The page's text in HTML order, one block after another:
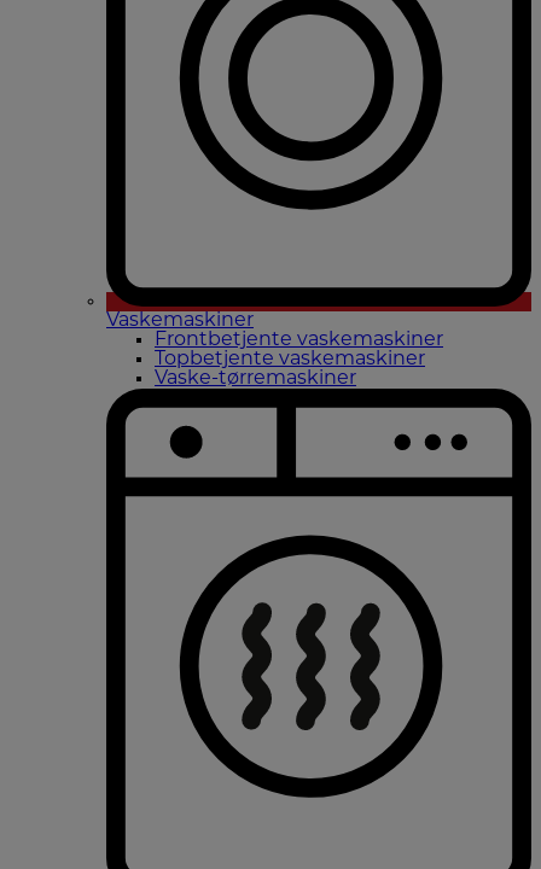
Vaskemaskiner
Frontbetjente vaskemaskiner
Topbetjente vaskemaskiner
Vaske-tørremaskiner